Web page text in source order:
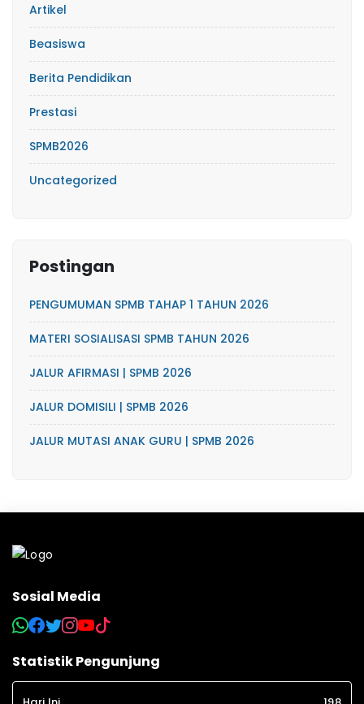
Artikel
Beasiswa
Berita Pendidikan
Prestasi
SPMB2026
Uncategorized
Postingan
PENGUMUMAN SPMB TAHAP 1 TAHUN 2026
MATERI SOSIALISASI SPMB TAHUN 2026
JALUR AFIRMASI | SPMB 2026
JALUR DOMISILI | SPMB 2026
JALUR MUTASI ANAK GURU | SPMB 2026
Sosial Media
Statistik Pengunjung